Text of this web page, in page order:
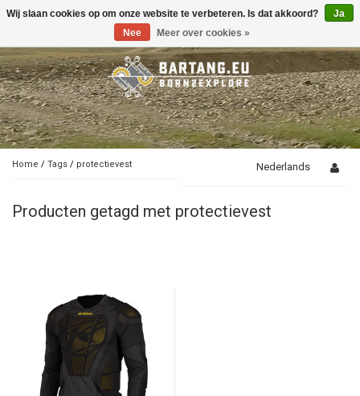
Toggle
Home / Tags / protectievest Nederlands
Producten getagd met protectievest
Wij slaan cookies op om onze website te verbeteren. Is dat akkoord?
Ja
Nee
Meer over cookies »